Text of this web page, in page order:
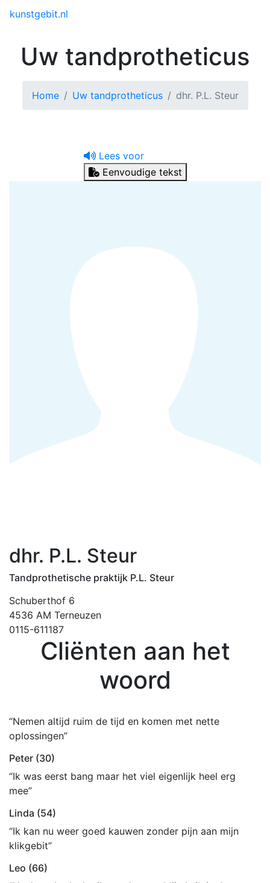
kunstgebit.nl
Uw tandprotheticus
Home Uw tandprotheticus dhr. P.L. Steur
Lees voor
Eenvoudige tekst
dhr. P.L. Steur
Tandprothetische praktijk P.L. Steur
Schuberthof 6
4536 AM Terneuzen
0115-611187
Cliënten aan het
woord
“Nemen altijd ruim de tijd en komen met nette
oplossingen”
Peter (30)
“Ik was eerst bang maar het viel eigenlijk heel erg
mee”
Linda (54)
“Ik kan nu weer goed kauwen zonder pijn aan mijn
klikgebit”
Leo (66)